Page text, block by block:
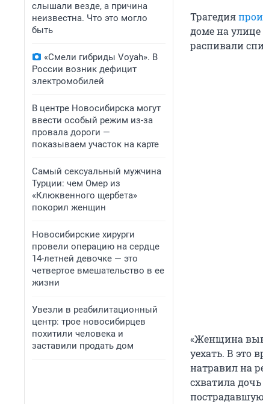
слышали везде, а причина
неизвестна. Что это могло
быть
«Смели гибриды Voyah». В
России возник дефицит
электромобилей
В центре Новосибирска могут
ввести особый режим из-за
провала дороги —
показываем участок на карте
Самый сексуальный мужчина
Турции: чем Омер из
«Клюквенного щербета»
покорил женщин
Новосибирские хирурги
провели операцию на сердце
14-летней девочке — это
четвертое вмешательство в ее
жизни
Увезли в реабилитационный
центр: трое новосибирцев
похитили человека и
заставили продать дом
Трагедия
доме на
распивали
«Женщина
уехать. В это
натравил на
схватила